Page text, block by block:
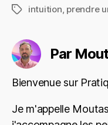
r
d
o
Étiquettes
intuition, prendre
Par
Bienvenue sur
Je m'appelle